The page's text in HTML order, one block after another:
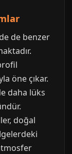
de benzer
öne çıkar.
daha lüks
doğal